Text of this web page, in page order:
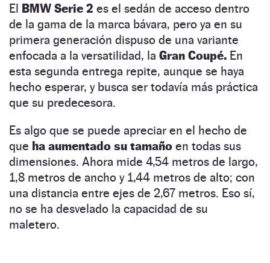
El BMW Serie 2 es el sedán de acceso dentro
de la gama de la marca bávara, pero ya en su
primera generación dispuso de una variante
enfocada a la versatilidad, la Gran Coupé. En
esta segunda entrega repite, aunque se haya
hecho esperar, y busca ser todavía más práctica
que su predecesora.
Es algo que se puede apreciar en el hecho de
que ha aumentado su tamaño en todas sus
dimensiones. Ahora mide 4,54 metros de largo,
1,8 metros de ancho y 1,44 metros de alto; con
una distancia entre ejes de 2,67 metros. Eso sí,
no se ha desvelado la capacidad de su
maletero.